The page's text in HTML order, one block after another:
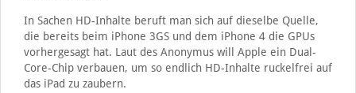
In Sachen HD-Inhalte beruft man sich auf dieselbe Quelle,
die bereits beim iPhone 3GS und dem iPhone 4 die GPUs
vorhergesagt hat. Laut des Anonymus will Apple ein Dual-
Core-Chip verbauen, um so endlich HD-Inhalte ruckelfrei auf
das iPad zu zaubern.